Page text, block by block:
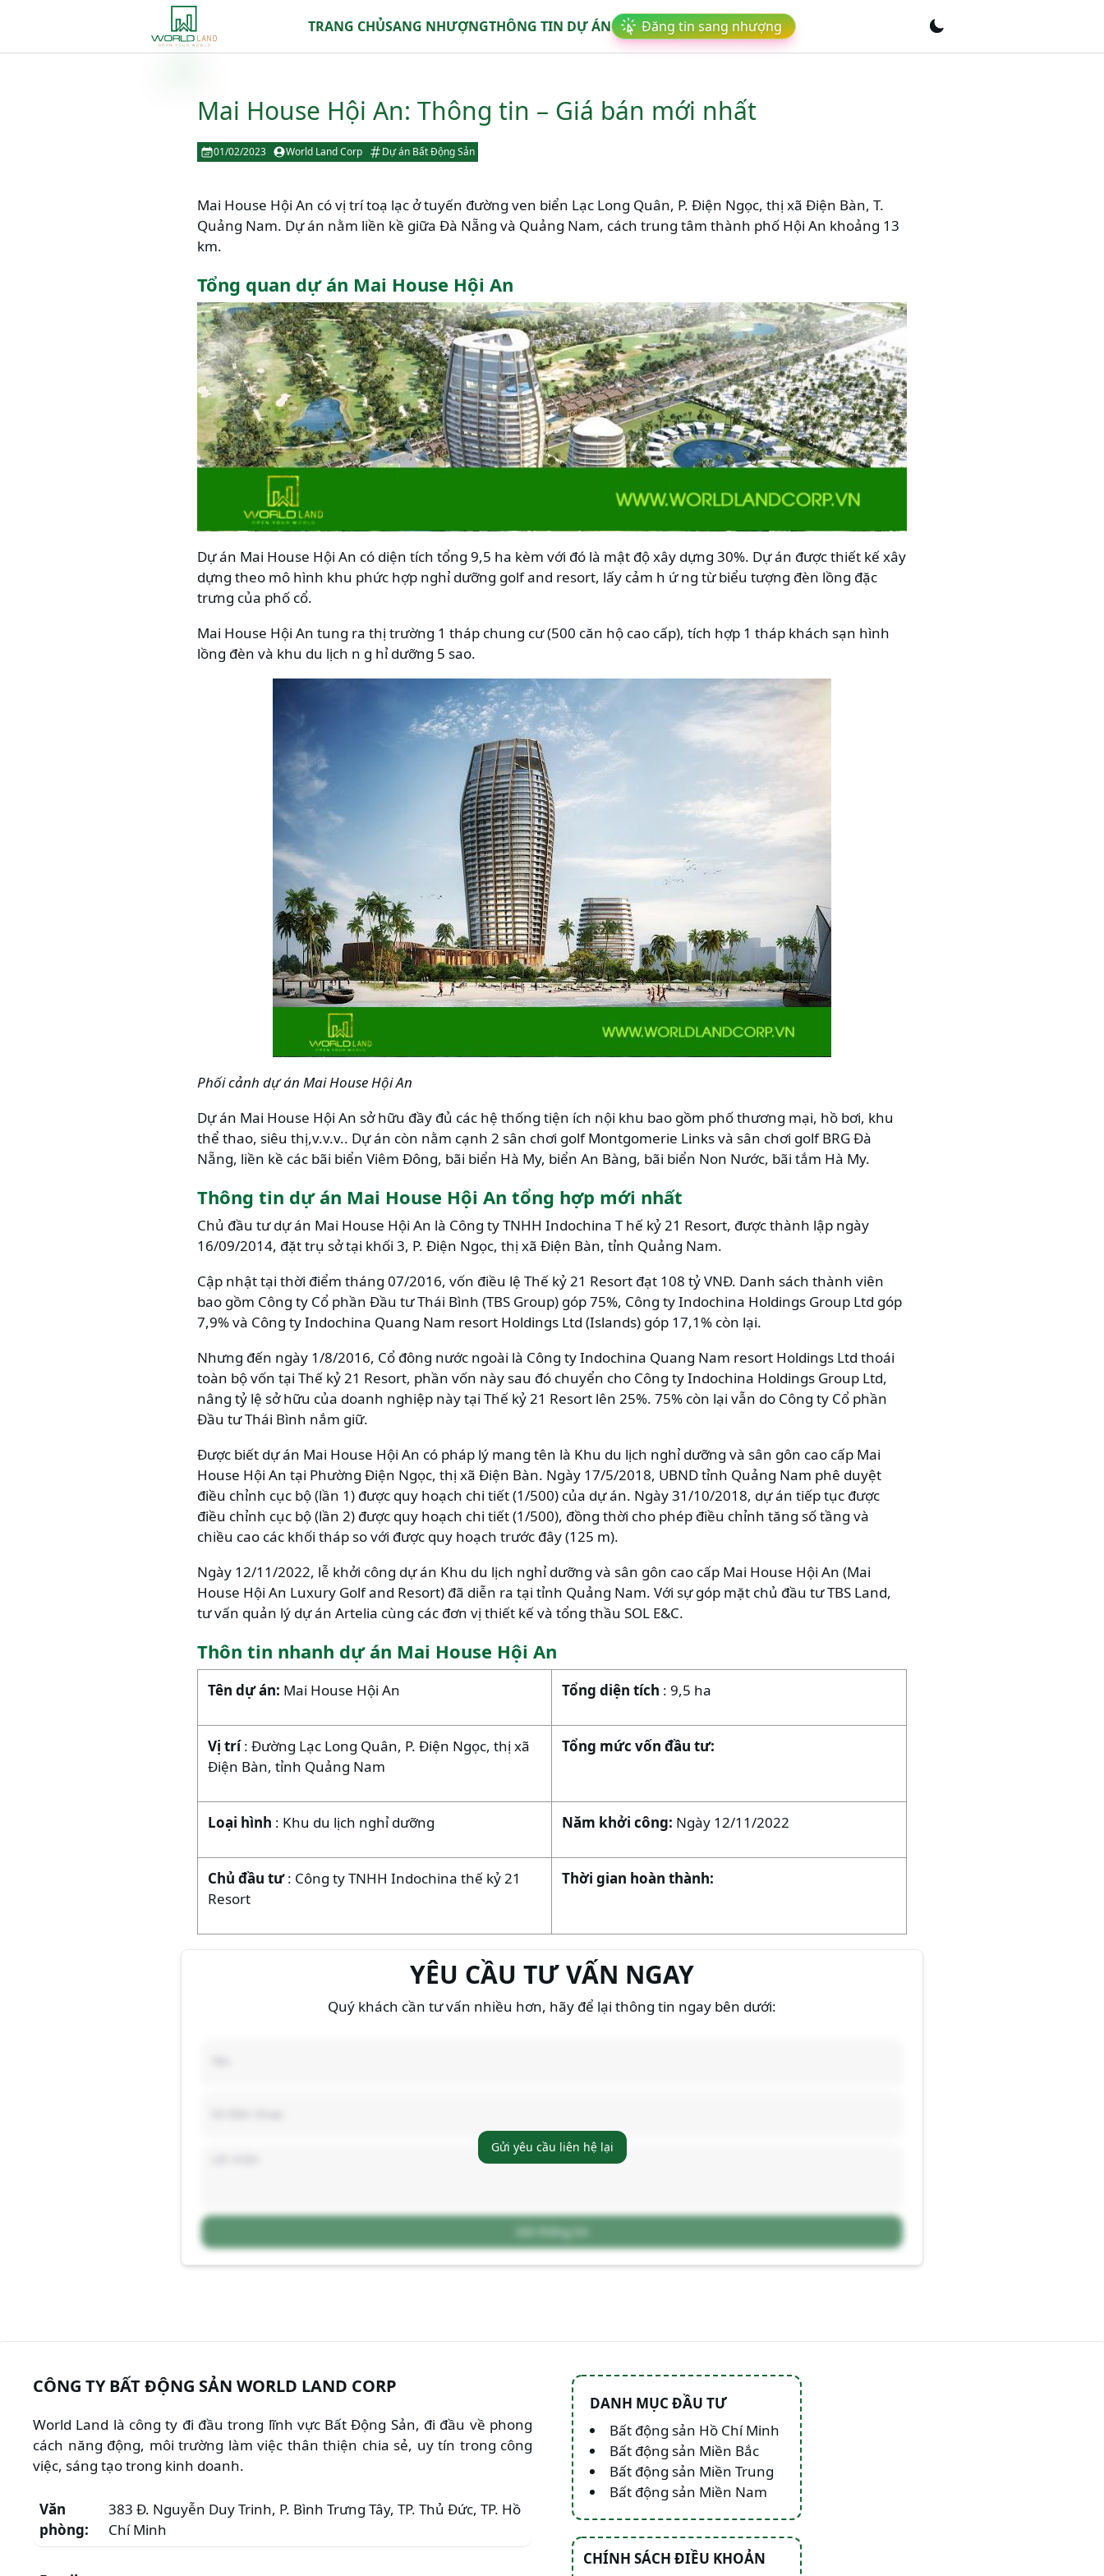
TRANG CHỦSANG NHƯỢNGTHÔNG TIN DỰ ÁN Đăng tin sang nhượng
Mai House Hội An: Thông tin – Giá bán mới nhất
01/02/2023 World Land Corp Dự án Bất Động Sản
Mai House Hội An có vị trí toạ lạc ở tuyến đường ven biển Lạc Long Quân, P. Điện Ngọc, thị xã Điện Bàn, T.
Quảng Nam. Dự án nằm liền kề giữa Đà Nẵng và Quảng Nam, cách trung tâm thành phố Hội An khoảng 13
km.
Tổng quan dự án Mai House Hội An
Dự án Mai House Hội An có diện tích tổng 9,5 ha kèm với đó là mật độ xây dựng 30%. Dự án được thiết kế xây
dựng theo mô hình khu phức hợp nghỉ dưỡng golf and resort, lấy cảm h ứ ng từ biểu tượng đèn lồng đặc
trưng của phố cổ.
Mai House Hội An tung ra thị trường 1 tháp chung cư (500 căn hộ cao cấp), tích hợp 1 tháp khách sạn hình
lồng đèn và khu du lịch n g hỉ dưỡng 5 sao.
Phối cảnh dự án MaiHouse Hội An
Dự án Mai House Hội An sở hữu đầy đủ các hệ thống tiện ích nội khu bao gồm phố thương mại, hồ bơi, khu
thể thao, siêu thị,v.v.v.. Dự án còn nằm cạnh 2 sân chơi golf Montgomerie Links và sân chơi golf BRG Đà
Nẵng, liền kề các bãi biển Viêm Đông, bãi biển Hà My, biển An Bàng, bãi biển Non Nước, bãi tắm Hà My.
Thông tin dự án Mai House Hội An tổng hợp mới nhất
Chủ đầu tư dự án Mai House Hội An là Công ty TNHH Indochina T hế kỷ 21 Resort, được thành lập ngày
16/09/2014, đặt trụ sở tại khối 3, P. Điện Ngọc, thị xã Điện Bàn, tỉnh Quảng Nam.
Cập nhật tại thời điểm tháng 07/2016, vốn điều lệ Thế kỷ 21 Resort đạt 108 tỷ VNĐ. Danh sách thành viên
bao gồm Công ty Cổ phần Đầu tư Thái Bình (TBS Group) góp 75%, Công ty Indochina Holdings Group Ltd góp
7,9% và Công ty Indochina Quang Nam resort Holdings Ltd (Islands) góp 17,1% còn lại.
Nhưng đến ngày 1/8/2016, Cổ đông nước ngoài là Công ty Indochina Quang Nam resort Holdings Ltd thoái
toàn bộ vốn tại Thế kỷ 21 Resort, phần vốn này sau đó chuyển cho Công ty Indochina Holdings Group Ltd,
nâng tỷ lệ sở hữu của doanh nghiệp này tại Thế kỷ 21 Resort lên 25%. 75% còn lại vẫn do Công ty Cổ phần
Đầu tư Thái Bình nắm giữ.
Được biết dự án Mai House Hội An có pháp lý mang tên là Khu du lịch nghỉ dưỡng và sân gôn cao cấp Mai
House Hội An tại Phường Điện Ngọc, thị xã Điện Bàn. Ngày 17/5/2018, UBND tỉnh Quảng Nam phê duyệt
điều chỉnh cục bộ (lần 1) được quy hoạch chi tiết (1/500) của dự án. Ngày 31/10/2018, dự án tiếp tục được
điều chỉnh cục bộ (lần 2) được quy hoạch chi tiết (1/500), đồng thời cho phép điều chỉnh tăng số tầng và
chiều cao các khối tháp so với được quy hoạch trước đây (125 m).
Ngày 12/11/2022, lễ khởi công dự án Khu du lịch nghỉ dưỡng và sân gôn cao cấp Mai House Hội An (Mai
House Hội An Luxury Golf and Resort) đã diễn ra tại tỉnh Quảng Nam. Với sự góp mặt chủ đầu tư TBS Land,
tư vấn quản lý dự án Artelia cùng các đơn vị thiết kế và tổng thầu SOL E&C.
Thôn tin nhanh dự án Mai House Hội An
Tên dự án: Mai House Hội An Tổng diện tích : 9,5 ha
Vị trí: Đường Lạc Long Quân, P. Điện Ngọc, thị xã
Điện Bàn, tỉnh Quảng Nam
Tổng mức vốn đầu tư:
Loại hình : Khu du lịch nghỉ dưỡng Năm khởi công: Ngày 12/11/2022
Chủ đầu tư: Công ty TNHH Indochina thế kỷ 21
Resort
Thời gian hoàn thành:
YÊU CẦU TƯ VẤN NGAY
Quý khách cần tư vấn nhiều hơn, hãy để lại thông tin ngay bên dưới:
Gửi thông tin
Gửi yêu cầu liên hệ lại
CÔNG TY BẤT ĐỘNG SẢN WORLD LAND CORP
World Land là công ty đi đầu trong lĩnh vực Bất Động Sản, đi đầu về phong
cách năng động, môi trường làm việc thân thiện chia sẻ, uy tín trong công
việc, sáng tạo trong kinh doanh.
Văn
phòng:
383 Đ. Nguyễn Duy Trinh, P. Bình Trưng Tây, TP. Thủ Đức, TP. Hồ
Chí Minh
DANH MỤC ĐẦU TƯ
Bất động sản Hồ Chí Minh
Bất động sản Miền Bắc
Bất động sản Miền Trung
Bất động sản Miền Nam
CHÍNH SÁCH ĐIỀU KHOẢN